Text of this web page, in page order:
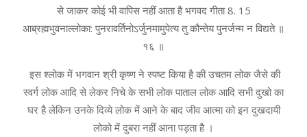
से जाकर कोई भी वापिस नहीं आता है भगवद गीता 8. 15
आब्रह्मभुवनाल्ल‍ोका: पुनरावर्तिनोऽर्जुनमामुपेत्य तु कौन्तेय पुनर्जन्म न विद्यते ॥
१६ ॥
इस श्लोक में भगवान श्री कृष्ण ने स्पष्ट किया है की उचतम लोक जैसे की
स्वर्ग लोक आदि से लेकर निचे के सभी लोक पाताल लोक आदि सभी दुखो का
घर है लेकिन उनके दिव्ये लोक में आने के बाद जीव आत्मा को इन दुखदायी
लोको में दुबरा नहीं आना पड़ता है ।